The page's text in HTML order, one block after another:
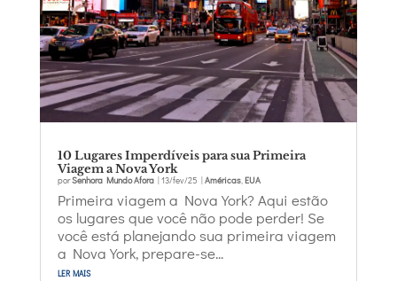
10 Lugares Imperdíveis para sua Primeira
Viagem a Nova York
porSenhora Mundo Afora|13/fev/25 |Américas,EUA
Primeira viagem a Nova York? Aqui estão
os lugares que você não pode perder! Se
você está planejando sua primeira viagem
a Nova York, prepare-se...
ler mais